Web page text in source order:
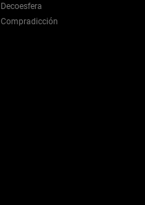
Decoesfera
Compradicción